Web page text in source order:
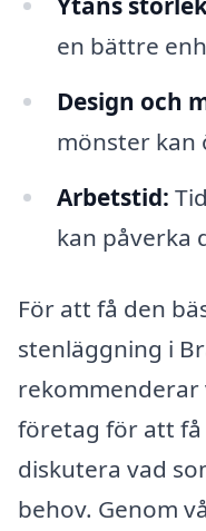
en bättre
Design och
mönster kan
Arbetstid:
kan påverka
För att få den
stenläggning i
företag för att
diskutera vad
behov. Genom